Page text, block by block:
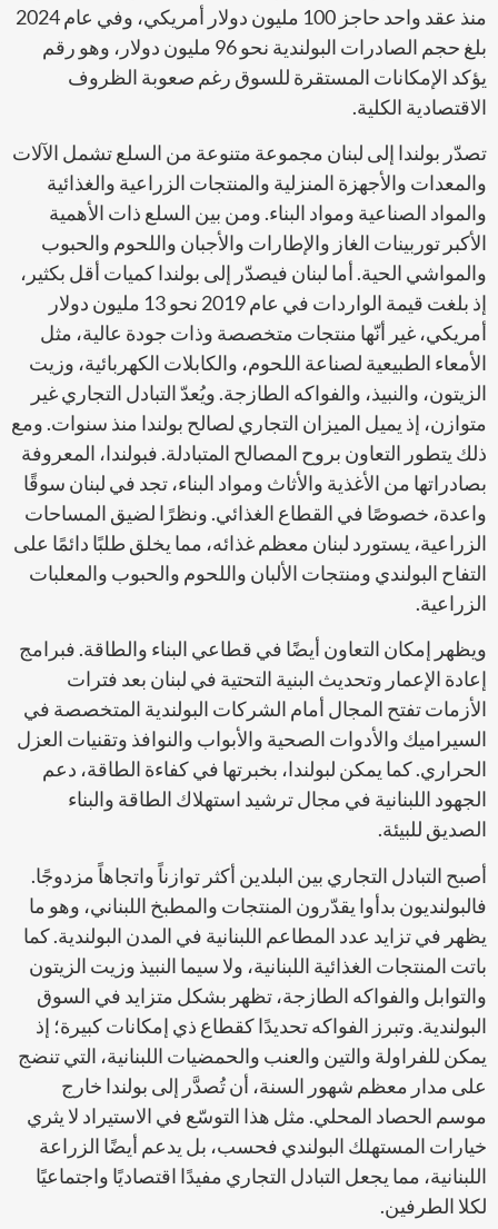
منذ عقد واحد حاجز 100 مليون دولار أمريكي، وفي عام 2024
بلغ حجم الصادرات البولندية نحو 96 مليون دولار، وهو رقم
يؤكد الإمكانات المستقرة للسوق رغم صعوبة الظروف
الاقتصادية الكلية.
تصدّر بولندا إلى لبنان مجموعة متنوعة من السلع تشمل الآلات
والمعدات والأجهزة المنزلية والمنتجات الزراعية والغذائية
والمواد الصناعية ومواد البناء. ومن بين السلع ذات الأهمية
الأكبر توربينات الغاز والإطارات والأجبان واللحوم والحبوب
والمواشي الحية. أما لبنان فيصدّر إلى بولندا كميات أقل بكثير،
إذ بلغت قيمة الواردات في عام 2019 نحو 13 مليون دولار
أمريكي، غير أنّها منتجات متخصصة وذات جودة عالية، مثل
الأمعاء الطبيعية لصناعة اللحوم، والكابلات الكهربائية، وزيت
الزيتون، والنبيذ، والفواكه الطازجة. ويُعدّ التبادل التجاري غير
متوازن، إذ يميل الميزان التجاري لصالح بولندا منذ سنوات. ومع
ذلك يتطور التعاون بروح المصالح المتبادلة. فبولندا، المعروفة
بصادراتها من الأغذية والأثاث ومواد البناء، تجد في لبنان سوقًا
واعدة، خصوصًا في القطاع الغذائي. ونظرًا لضيق المساحات
الزراعية، يستورد لبنان معظم غذائه، مما يخلق طلبًا دائمًا على
التفاح البولندي ومنتجات الألبان واللحوم والحبوب والمعلبات
الزراعية.
ويظهر إمكان التعاون أيضًا في قطاعي البناء والطاقة. فبرامج
إعادة الإعمار وتحديث البنية التحتية في لبنان بعد فترات
الأزمات تفتح المجال أمام الشركات البولندية المتخصصة في
السيراميك والأدوات الصحية والأبواب والنوافذ وتقنيات العزل
الحراري. كما يمكن لبولندا، بخبرتها في كفاءة الطاقة، دعم
الجهود اللبنانية في مجال ترشيد استهلاك الطاقة والبناء
الصديق للبيئة.
أصبح التبادل التجاري بين البلدين أكثر توازناً واتجاهاً مزدوجًا.
فالبولنديون بدأوا يقدّرون المنتجات والمطبخ اللبناني، وهو ما
يظهر في تزايد عدد المطاعم اللبنانية في المدن البولندية. كما
باتت المنتجات الغذائية اللبنانية، ولا سيما النبيذ وزيت الزيتون
والتوابل والفواكه الطازجة، تظهر بشكل متزايد في السوق
البولندية. وتبرز الفواكه تحديدًا كقطاع ذي إمكانات كبيرة؛ إذ
يمكن للفراولة والتين والعنب والحمضيات اللبنانية، التي تنضج
على مدار معظم شهور السنة، أن تُصدَّر إلى بولندا خارج
موسم الحصاد المحلي. مثل هذا التوسّع في الاستيراد لا يثري
خيارات المستهلك البولندي فحسب، بل يدعم أيضًا الزراعة
اللبنانية، مما يجعل التبادل التجاري مفيدًا اقتصاديًا واجتماعيًا
لكلا الطرفين.